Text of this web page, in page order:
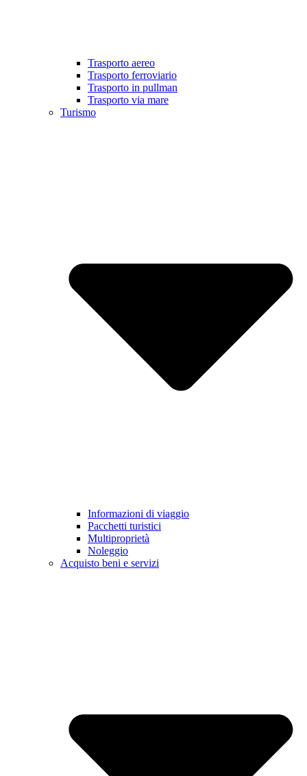
Trasporto aereo
Trasporto ferroviario
Trasporto in pullman
Trasporto via mare
Turismo
Informazioni di viaggio
Pacchetti turistici
Multiproprietà
Noleggio
Acquisto beni e servizi